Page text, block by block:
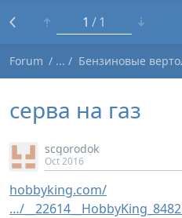
1 1
Forum Бензиновые
серва на газ
scgorodok
Oct 2016
hobbyking.com/
…/